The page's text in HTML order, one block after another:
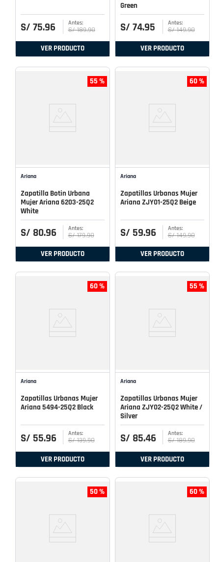
S/ 75.96 S/ 189.90
VER PRODUCTO
Green
S/ 74.95 S/ 149.90
VER PRODUCTO
55 %
Ariana
Zapatilla Botin Urbana
Mujer Ariana 6203-25Q2
White
S/ 80.96 S/ 179.90
VER PRODUCTO
60 %
Ariana
Zapatillas Urbanas Mujer
Ariana ZJY01-25Q2 Beige
S/ 59.96 S/ 149.90
VER PRODUCTO
60 %
Ariana
Zapatillas Urbanas Mujer
Ariana 5494-25Q2 Black
S/ 55.96 S/ 139.90
VER PRODUCTO
55 %
Ariana
Zapatillas Urbanas Mujer
Ariana ZJY02-25Q2 White /
Silver
S/ 85.46 S/ 189.90
VER PRODUCTO
50 % 60 %